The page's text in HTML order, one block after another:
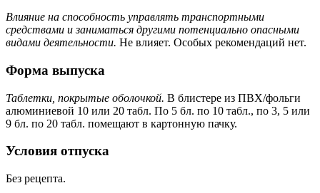
Влияние на способность управлять транспортными
средствами и заниматься другими потенциально опасными
видами деятельности. Не влияет. Особых рекомендаций нет.
Форма выпуска
Таблетки, покрытые оболочкой. В блистере из ПВХ/фольги
алюминиевой 10 или 20 табл. По 5 бл. по 10 табл., по 3, 5 или
9 бл. по 20 табл. помещают в картонную пачку.
Условия отпуска
Без рецепта.